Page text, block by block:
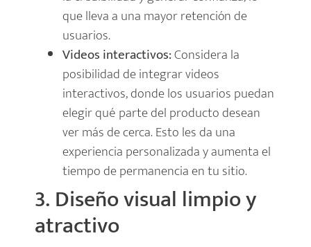
que lleva a una mayor retención de
usuarios.
Videos interactivos:Considera la
posibilidad de integrar videos
interactivos, donde los usuarios puedan
elegir qué parte del producto desean
ver más de cerca. Esto les da una
experiencia personalizada y aumenta el
tiempo de permanencia en tu sitio.
3. Diseño visual limpio y
atractivo